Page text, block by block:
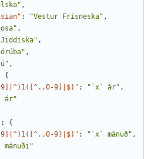
,
: "Vestur Frísneska" ,
,
,
,
,
{
9]|$)" : "`x` ár" ,
ár"
:
{
9]|$)" : "`x` mánuð" ,